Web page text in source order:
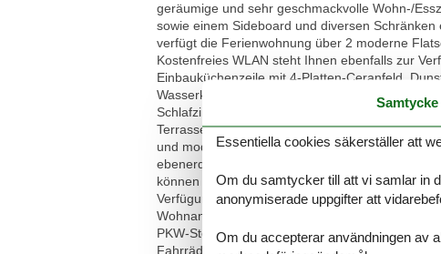
geräumige und sehr geschmackvolle Wohn-/
sowie einem Sideboard und diversen
verfügt die Ferienwohnung über 2 moderne
Kostenfreies WLAN steht Ihnen ebenfalls zur
Einbauküchenzeile mit 4-Platten-Ceranfeld,
Wasserkocher und Toaster. Die Küche ist mit
Schlafzimmer ist mit einem bequemen
Terrasse. Eine zusätzliche bequeme
und moderne Badezimmer verfügt über eine
ebenerdige und überdachte Terrasse mit
können Sie den vorhandenen Tresor
Verfügung. Eine gemeinschaftliche (Münz-
Wohnanlage können bequem mit dem
PKW-Stellplatz (ca. 150 m von der
Fahrräder mitbringen, können Sie diese bei
Samtycke
Essentiella cookies säkerställer att
Om du samtycker till att vi samlar in
anonymiserade uppgifter att
Om du accepterar användningen av